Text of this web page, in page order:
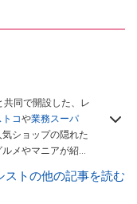
同で開設した、レ
トコや業務スーパ
ショップの隠れた
メやマニアが紹介
ます。毎日トレン
ストの他の記事を読む